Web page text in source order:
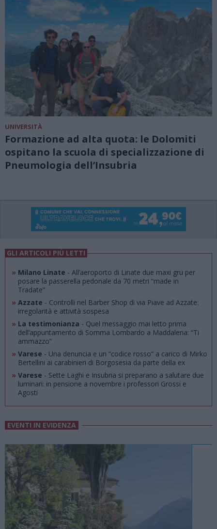
UNIVERSITÀ
Formazione ad alta quota: le Dolomiti
ospitano la scuola di specializzazione di
Pneumologia dell’Insubria
GLI ARTICOLI PIÙ LETTI
» Milano Linate - All’aeroporto di Linate due maxi gru per
posare la passerella pedonale da 70 metri “made in
Tradate”
» Azzate - Controlli nel Barber Shop di via Piave ad Azzate:
irregolarità e attività sospesa
» La testimonianza - Quel messaggio mai letto prima
dell’appuntamento di Somma Lombardo a Maddalena: “Ti
ammazzo”
» Varese - Una denuncia e un “codice rosso“ a carico di Mirko
Bertellini ai carabinieri di Borgosesia da parte della ex
» Varese - Sette Laghi e Insubria si preparano a salutare due
luminari: in pensione a novembre i professori Grossi e
Agosti
EVENTI IN EVIDENZA